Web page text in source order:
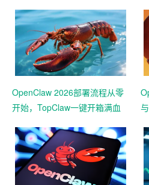
OpenClaw 2026部署流程从零
开始，TopClaw一键开箱满血